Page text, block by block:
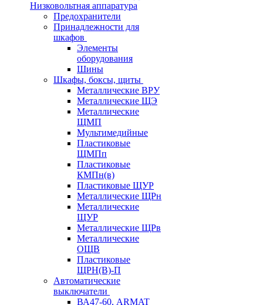
Низковольтная аппаратура
Предохранители
Принадлежности для
шкафов
Элементы
оборудования
Шины
Шкафы, боксы, щиты
Металлические ВРУ
Металлические ЩЭ
Металлические
ЩМП
Мультимедийные
Пластиковые
ЩМПп
Пластиковые
КМПн(в)
Пластиковые ЩУР
Металлические ЩРн
Металлические
ЩУР
Металлические ЩРв
Металлические
ОЩВ
Пластиковые
ЩРН(В)-П
Автоматические
выключатели
ВА47-60, ARMAT